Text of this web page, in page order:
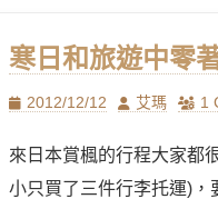
寒日和旅遊中零
Posted
2012/12/12 Author
艾瑪 1
來日本賞楓的行程大家都
小只買了三件行李托運)，